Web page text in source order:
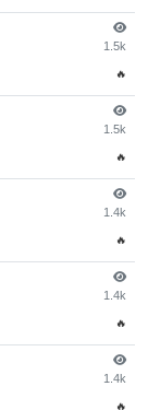
1.5k
🔥
1.5k
🔥
1.4k
🔥
1.4k
🔥
1.4k
🔥